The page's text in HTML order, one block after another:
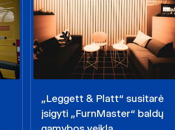
„Leggett & Platt“ susitarė
įsigyti „FurnMaster“ baldų